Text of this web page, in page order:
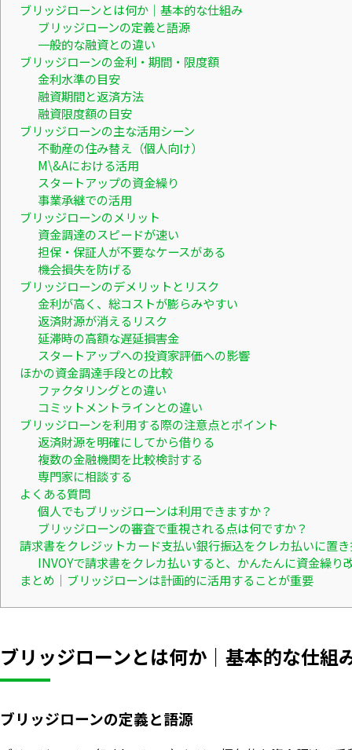
ブリッジローンとは何か｜基本的な仕組み
ブリッジローンの定義と語源
一般的な融資との違い
ブリッジローンの金利・期間・限度額
金利水準の目安
融資期間と返済方法
融資限度額の目安
ブリッジローンの主な活用シーン
不動産の住み替え（個人向け）
M\&Aにおける活用
スタートアップの資金繰り
事業承継での活用
ブリッジローンのメリット
資金調達のスピードが速い
担保・保証人が不要なケースがある
機会損失を防げる
ブリッジローンのデメリットとリスク
金利が高く、総コストが膨らみやすい
返済財源が消えるリスク
延滞時の高額な遅延損害金
スタートアップへの投資家評価への影響
ほかの資金調達手段との比較
ファクタリングとの違い
コミットメントラインとの違い
ブリッジローンを利用する際の注意点とポイント
返済財源を明確にしてから借りる
複数の金融機関を比較検討する
専門家に相談する
よくある質問
個人でもブリッジローンは利用できますか？
ブリッジローンの審査で重視される点は何ですか？
請求書をクレジットカード支払い銀行振込をクレカ払いに置
INVOYで請求書をクレカ払いすると、かんたんに資金繰り
まとめ｜ブリッジローンは計画的に活用することが重要
ブリッジローンとは何か｜基本的な仕組
ブリッジローンの定義と語源